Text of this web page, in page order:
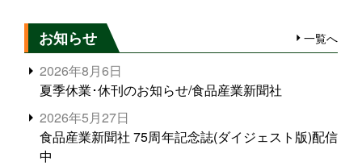
お知らせ 一覧へ
2026年8月6日
夏季休業･休刊のお知らせ/食品産業新聞社
2026年5月27日
食品産業新聞社 75周年記念誌(ダイジェスト版)配信
中